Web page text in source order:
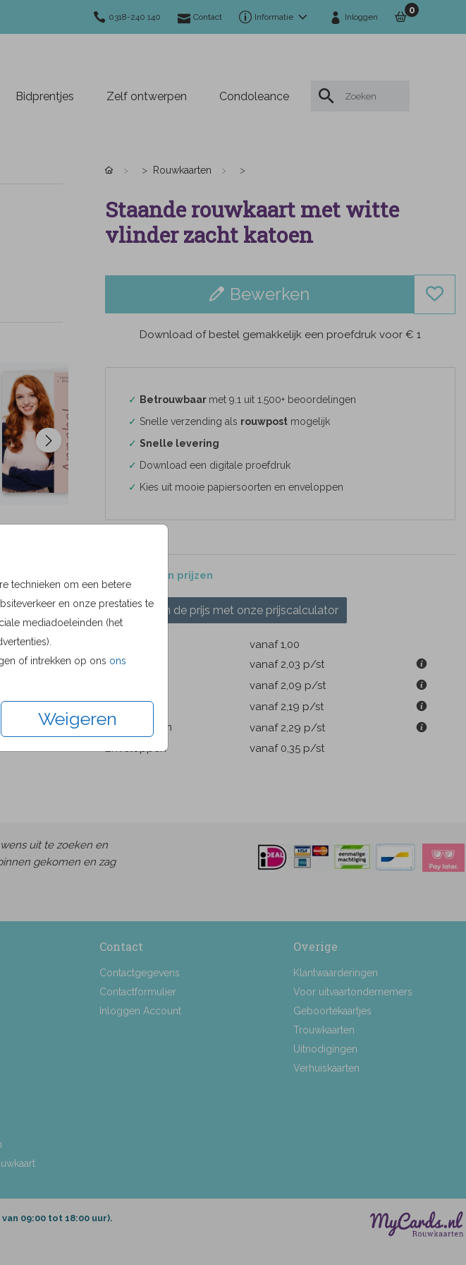
0318-240 140 Contact Informatie Inloggen
0
Bidprentjes Zelf ontwerpen Condoleance
technieken om een betere
en onze prestaties te
mediadoeleinden (het
of intrekken op ons ons
Weigeren
Rouwkaarten
Staande rouwkaart met witte
vlinder zacht katoen
Bewerken
Download of bestel gemakkelijk een proefdruk voor € 1
✓ Betrouwbaar met 9.1 uit 1.500+ beoordelingen
✓ Snelle verzending als rouwpostmogelijk
✓ Snelle levering
✓ Download een digitale proefdruk
✓ Kies uit mooie papiersoorten en enveloppen
Formaten en prijzen
Bereken de prijs met onze prijscalculator
vanaf 1,00
8.6 × 12.9 cm
vanaf 2,03 p/st
vanaf 2,09 p/st
11.4 × 17.1 cm
vanaf 2,19 p/st
14.4 × 21.6 cm
vanaf 2,29 p/st
Enveloppen
vanaf 0,35 p/st
uit te zoeken en
gekomen en zag
Contact
Contactgegevens
Contactformulier
Inloggen Account
Overige
Klantwaarderingen
Voor uitvaartondernemers
Geboortekaartjes
Trouwkaarten
Uitnodigingen
Verhuiskaarten
09:00 tot 18:00 uur).